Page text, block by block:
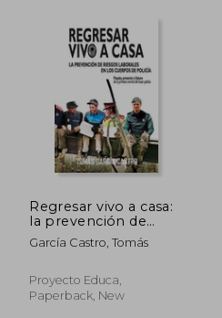
73,71 €
Regresar vivo a casa:
la prevención de
riesgos laborales en
los cuerpos de policía
García Castro, Tomás
Proyecto Educa,
Paperback, New